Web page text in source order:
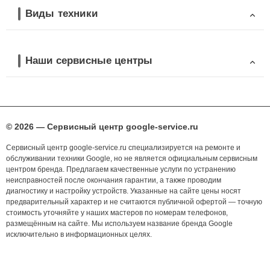
Виды техники
Наши сервисные центры
© 2026 — Сервисный центр google-service.ru
Сервисный центр google-service.ru специализируется на ремонте и
обслуживании техники Google, но не является официальным сервисным
центром бренда. Предлагаем качественные услуги по устранению
неисправностей после окончания гарантии, а также проводим
диагностику и настройку устройств. Указанные на сайте цены носят
предварительный характер и не считаются публичной офертой — точную
стоимость уточняйте у наших мастеров по номерам телефонов,
размещённым на сайте. Мы используем название бренда Google
исключительно в информационных целях.